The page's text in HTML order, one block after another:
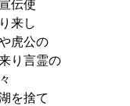
伝使
来し
虎公の
り言霊の
を捨て